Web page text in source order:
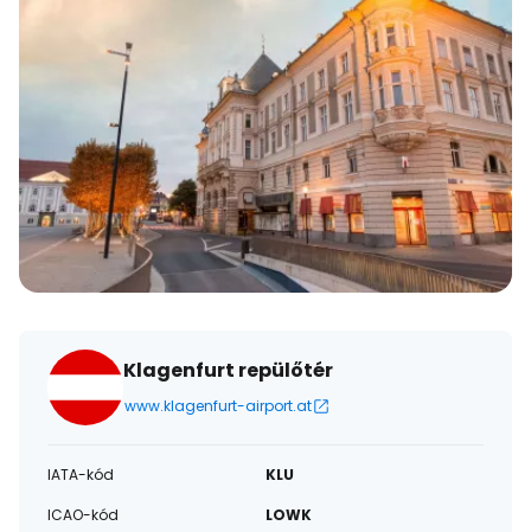
Klagenfurt repülőtér
www.klagenfurt-airport.at
IATA-kód
KLU
ICAO-kód
LOWK